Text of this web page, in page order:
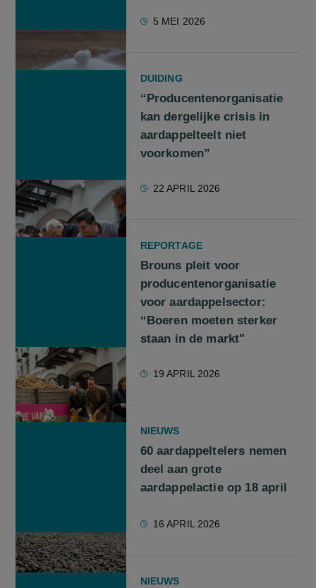
5 MEI 2026
DUIDING
“Producentenorganisatie
kan dergelijke crisis in
aardappelteelt niet
voorkomen”
22 APRIL 2026
REPORTAGE
Brouns pleit voor
producentenorganisatie
voor aardappelsector:
“Boeren moeten sterker
staan in de markt"
19 APRIL 2026
NIEUWS
60 aardappeltelers nemen
deel aan grote
aardappelactie op 18 april
16 APRIL 2026
NIEUWS